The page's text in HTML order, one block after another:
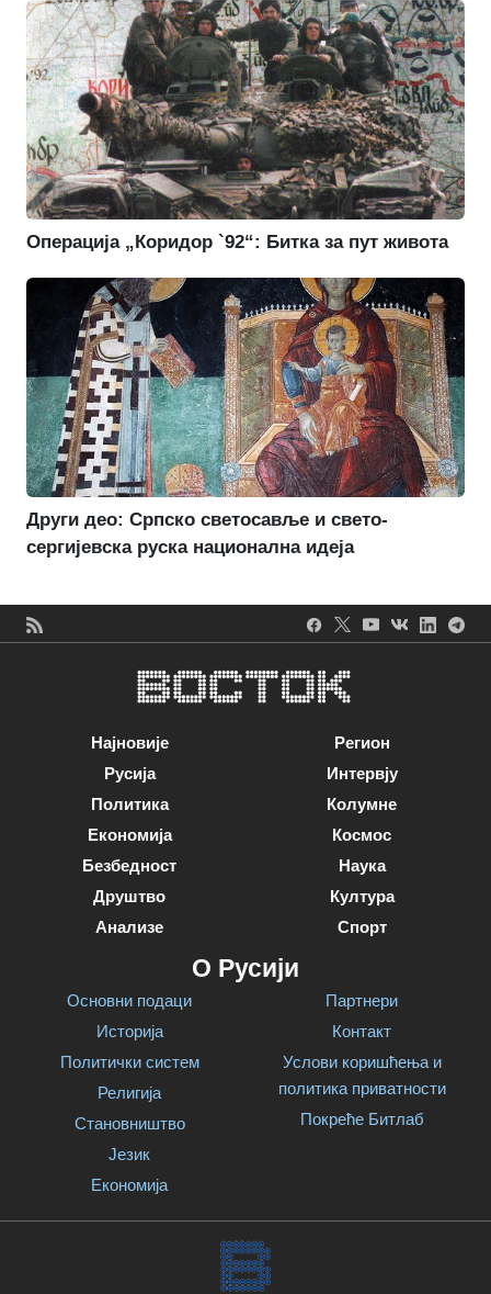
Операција „Коридор `92“: Битка за пут живота
Други део: Српско светосавље и свето-
сергијевска руска национална идеја
Најновије
Русија
Политика
Економија
Безбедност
Друштво
Анализе
Регион
Интервју
Колумне
Космос
Наука
Култура
Спорт
О Русији
Основни подаци
Историја
Политички систем
Религија
Становништво
Језик
Економија
Партнери
Контакт
Услови коришћења и
политика приватности
Покреће Битлаб